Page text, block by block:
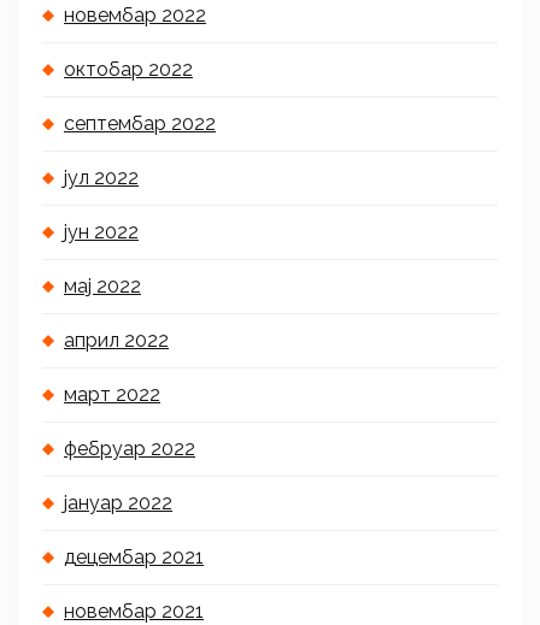
новембар 2022
октобар 2022
септембар 2022
јул 2022
јун 2022
мај 2022
април 2022
март 2022
фебруар 2022
јануар 2022
децембар 2021
новембар 2021